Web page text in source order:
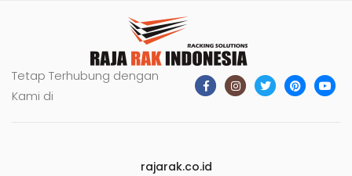
Tetap Terhubung dengan
Kami di
rajarak.co.id